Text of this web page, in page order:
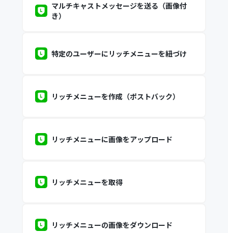
マルチキャストメッセージを送る（画像付
き）
特定のユーザーにリッチメニューを紐づけ
リッチメニューを作成（ポストバック）
リッチメニューに画像をアップロード
リッチメニューを取得
リッチメニューの画像をダウンロード